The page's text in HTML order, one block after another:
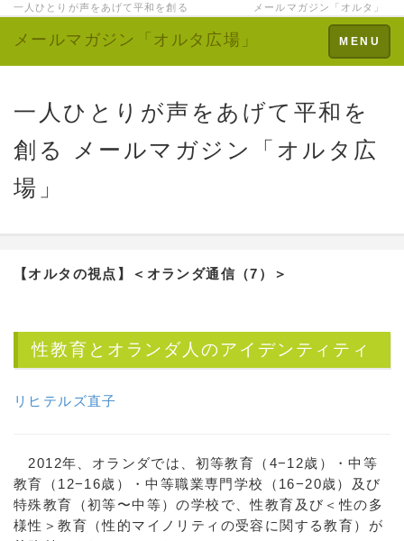
一人ひとりが声をあげて平和を創る メールマガジン「オルタ」
Toggle
navigation
MENU
メールマガジン「オルタ広場」
一人ひとりが声をあげて平和を
創る メールマガジン「オルタ広
場」
【オルタの視点】 ＜オランダ通信（7）＞
性教育とオランダ人のアイデンティティ
リヒテルズ直子
2012年、オランダでは、初等教育（4−12歳）・中等
教育（12−16歳）・中等職業専門学校（16−20歳）及び
特殊教育（初等〜中等）の学校で、性教育及び＜性の多
様性＞教育（性的マイノリティの受容に関する教育）が